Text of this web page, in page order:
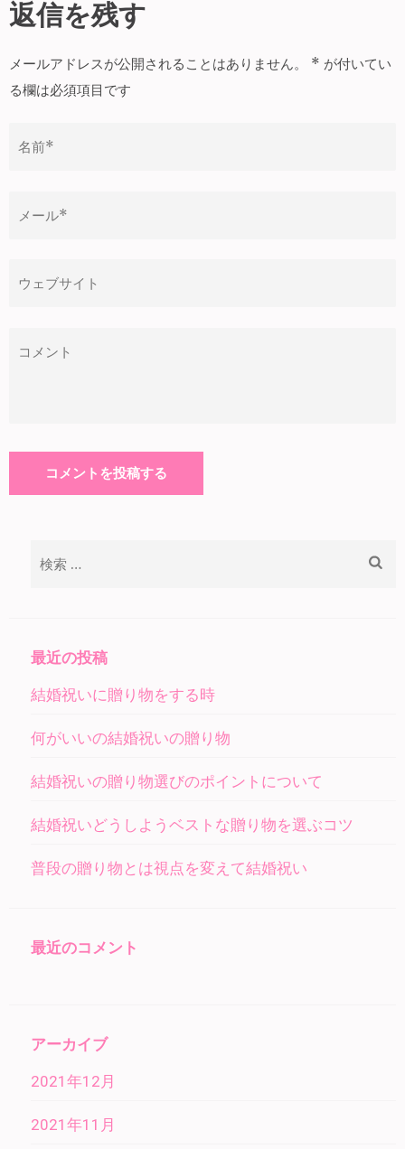
ナ
ビ
ゲ
ー
ョ
返信を残す
メールアドレスが公開されることはありません。 * が付いてい
る欄は必須項目です
最近の投稿
結婚祝いに贈り物をする時
何がいいの結婚祝いの贈り物
結婚祝いの贈り物選びのポイントについて
結婚祝いどうしようベストな贈り物を選ぶコツ
普段の贈り物とは視点を変えて結婚祝い
最近のコメント
アーカイブ
2021年12月
2021年11月